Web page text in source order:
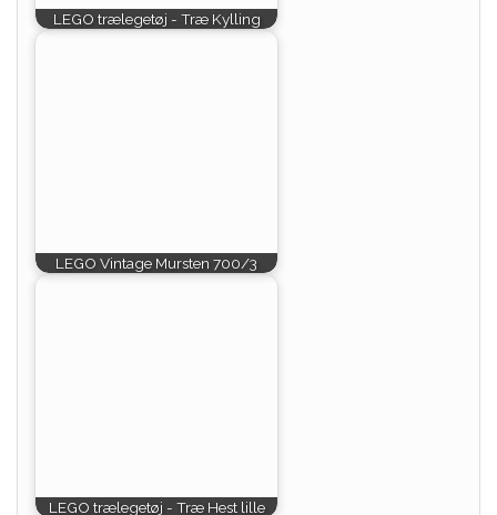
LEGO trælegetøj - Træ Kylling
LEGO Vintage Mursten 700/3
LEGO trælegetøj - Træ Hest lille